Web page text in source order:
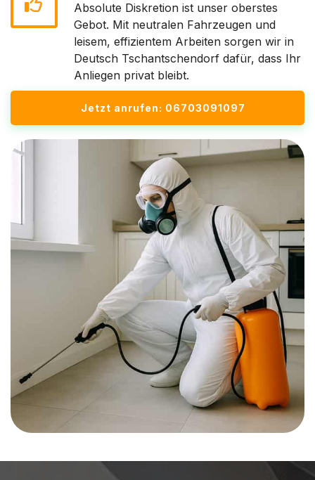
Absolute Diskretion ist unser oberstes
Gebot. Mit neutralen Fahrzeugen und
leisem, effizientem Arbeiten sorgen wir in
Deutsch Tschantschendorf dafür, dass Ihr
Anliegen privat bleibt.
Jetzt anrufen: 06703091097